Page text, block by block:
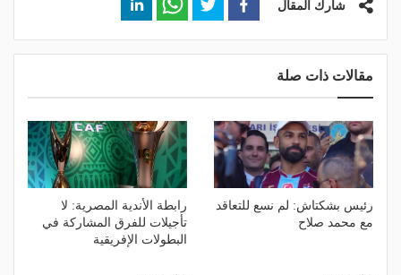
شارك المقال
مقالات ذات صلة
رئيس بشكتاش: لم نسع للتعاقد
مع محمد صلاح
رابطة الأندية المصرية: لا
تأجيلات للفرق المشاركة في
البطولات الإفريقية